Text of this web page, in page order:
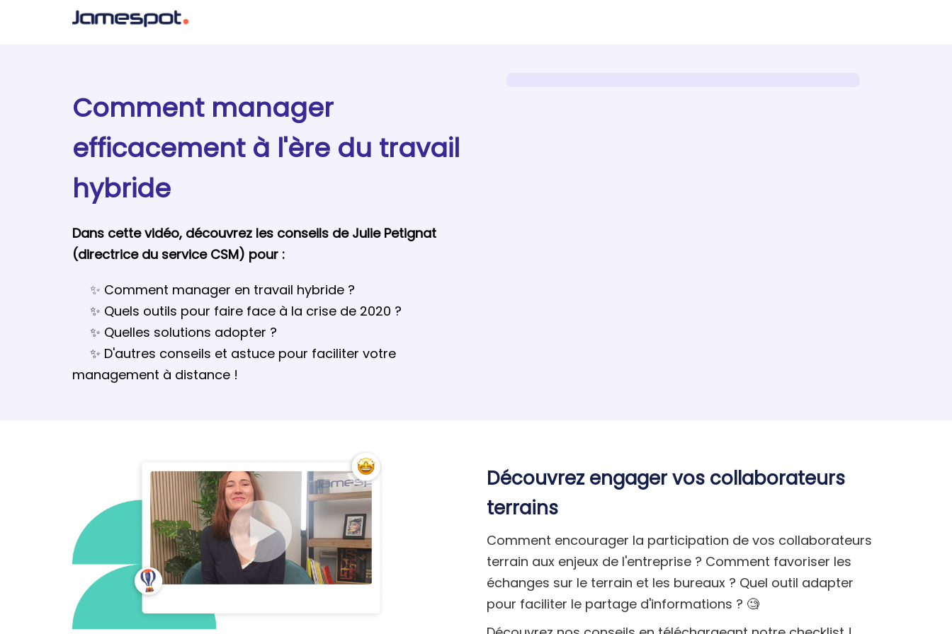
Comment manager
efficacement à l'ère du travail
hybride
Dans cette vidéo, découvrez les conseils de Julie Petignat
(directrice du service CSM) pour :
✨ Comment manager en travail hybride ?
✨ Quels outils pour faire face à la crise de 2020 ?
✨ Quelles solutions adopter ?
✨ D'autres conseils et astuce pour faciliter votre
management à distance !
Découvrez engager vos collaborateurs
terrains
Comment encourager la participation de vos collaborateurs
terrain aux enjeux de l'entreprise ? Comment favoriser les
échanges sur le terrain et les bureaux ? Quel outil adapter
pour faciliter le partage d'informations ? 🧐